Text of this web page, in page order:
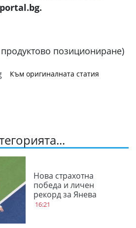
позициониране)
Към оригиналната статия
Нова страхотна
победа и личен
рекорд за Янева
16:21